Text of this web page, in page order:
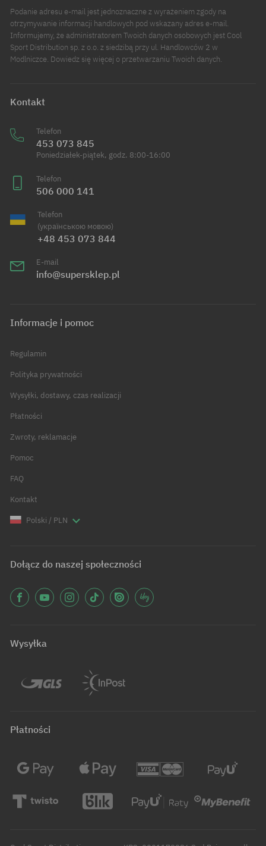
Podanie adresu e-mail jest jednoznaczne z wyrażeniem zgody na
otrzymywanie informacji handlowych pod wskazany adres e-mail.
Informujemy, że administratorem Twoich danych osobowych jest Cool
Sport Distribution sp. z o.o. z siedzibą przy ul. Handlowców 2 w
Modlniczce. Dowiedz się więcej o przetwarzaniu Twoich danych.
Kontakt
Telefon
453 073 845
Poniedziałek-piątek, godz. 8:00-16:00
Telefon
506 000 141
Telefon
(українською мовою)
+48 453 073 844
E-mail
info@supersklep.pl
Informacje i pomoc
Regulamin
Polityka prywatności
Wysyłki, dostawy, czas realizacji
Płatności
Zwroty, reklamacje
Pomoc
FAQ
Kontakt
Polski / PLN
Dołącz do naszej społeczności
Wysyłka
Płatności